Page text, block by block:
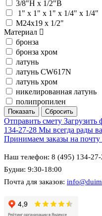
3/8"Н х 1/2"В
1" x 1" x 1" х 1/4" х 1/4"
М24x19 х 1/2"
Материал
бронза
бронза хром
латунь
латунь CW617N
латунь хром
никелированная латунь
полипропилен
Отправить смету Загрузить
134-27-28 Мы всегда рады
Принимаем заказы на
Наш телефон: 8 (495) 134-27-
Будни: 9:30-18:00
Почта для заказов: